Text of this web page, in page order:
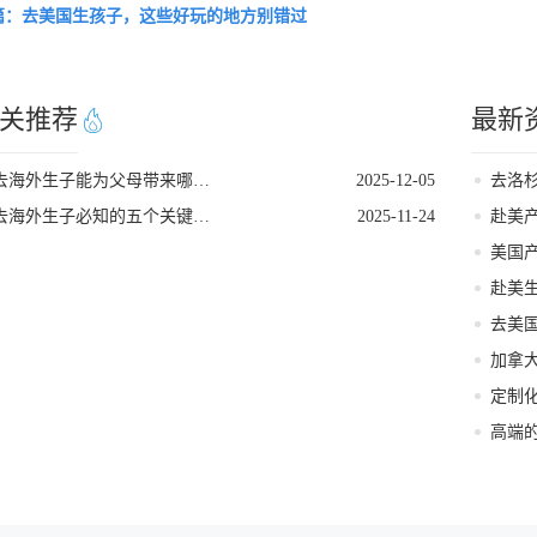
：去美国生孩子，这些好玩的地方别错过
推荐
去海外生子能为父母带来哪些好处
2025-12-05
去海外生子必知的五个关键条件
2025-11-24
最新
赴美
高端